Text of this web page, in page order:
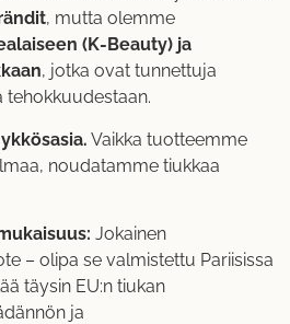
, mutta olemme
(K-Beauty) ja
, jotka ovat tunnettuja
tehokkuudestaan.
Vaikka tuotteemme
noudatamme tiukkaa
Jokainen
– olipa se valmistettu Pariisissa
täysin EU:n tiukan
ja